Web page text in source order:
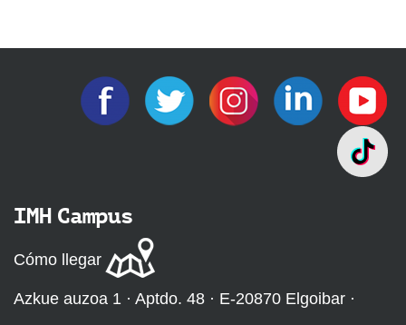
IMH Campus
Cómo llegar
Azkue auzoa 1 · Aptdo. 48 · E-20870 Elgoibar ·